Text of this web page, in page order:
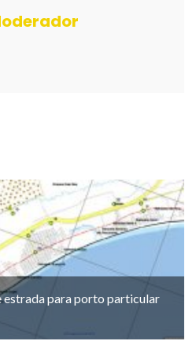
estrada para porto particular